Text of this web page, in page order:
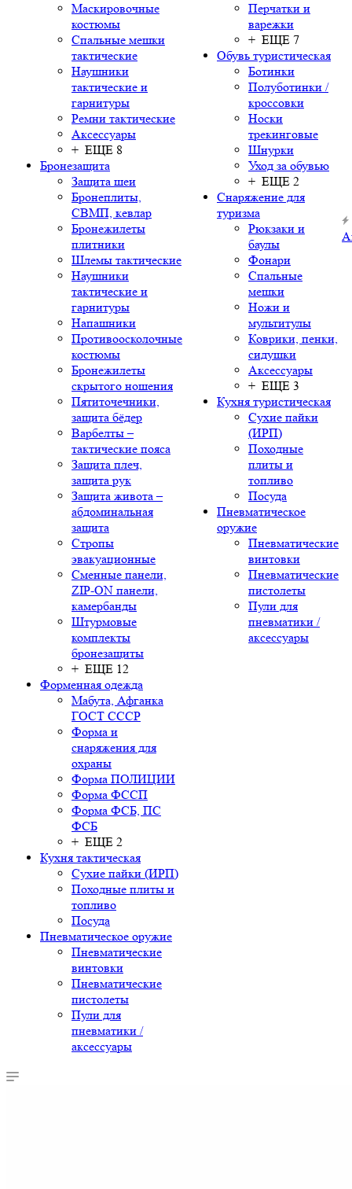
Маскировочные
костюмы
Спальные мешки
тактические
Наушники
тактические и
гарнитуры
Ремни тактические
Аксессуары
+ ЕЩЕ 8
Бронезащита
Защита шеи
Бронеплиты,
СВМП, кевлар
Бронежилеты
плитники
Шлемы тактические
Наушники
тактические и
гарнитуры
Напашники
Противоосколочные
костюмы
Бронежилеты
скрытого ношения
Пятиточечники,
защита бёдер
Варбелты –
тактические пояса
Защита плеч,
защита рук
Защита живота –
абдоминальная
защита
Стропы
эвакуационные
Сменные панели,
ZIP-ON панели,
камербанды
Штурмовые
комплекты
бронезащиты
+ ЕЩЕ 12
Форменная одежда
Мабута, Афганка
ГОСТ СССР
Форма и
снаряжения для
охраны
Форма ПОЛИЦИИ
Форма ФССП
Форма ФСБ, ПС
ФСБ
+ ЕЩЕ 2
Кухня тактическая
Сухие пайки (ИРП)
Походные плиты и
топливо
Посуда
Пневматическое оружие
Пневматические
винтовки
Пневматические
пистолеты
Пули для
пневматики /
аксессуары
Перчатки и
варежки
+ ЕЩЕ 7
Обувь туристическая
Ботинки
Полуботинки /
кроссовки
Носки
трекинговые
Шнурки
Уход за обувью
+ ЕЩЕ 2
Снаряжение для
туризма
Рюкзаки и
баулы
Фонари
Спальные
мешки
Ножи и
мультитулы
Коврики, пенки,
сидушки
Аксессуары
+ ЕЩЕ 3
Кухня туристическая
Сухие пайки
(ИРП)
Походные
плиты и
топливо
Посуда
Пневматическое
оружие
Пневматические
винтовки
Пневматические
пистолеты
Пули для
пневматики /
аксессуары